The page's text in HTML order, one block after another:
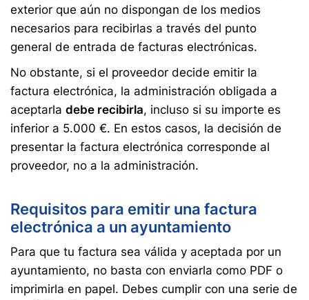
exterior que aún no dispongan de los medios
necesarios para recibirlas a través del punto
general de entrada de facturas electrónicas.
No obstante, si el proveedor decide emitir la
factura electrónica, la administración obligada a
aceptarla debe recibirla, incluso si su importe es
inferior a 5.000 €. En estos casos, la decisión de
presentar la factura electrónica corresponde al
proveedor, no a la administración.
Requisitos para emitir una factura
electrónica a un ayuntamiento
Para que tu factura sea válida y aceptada por un
ayuntamiento, no basta con enviarla como PDF o
imprimirla en papel. Debes cumplir con una serie de